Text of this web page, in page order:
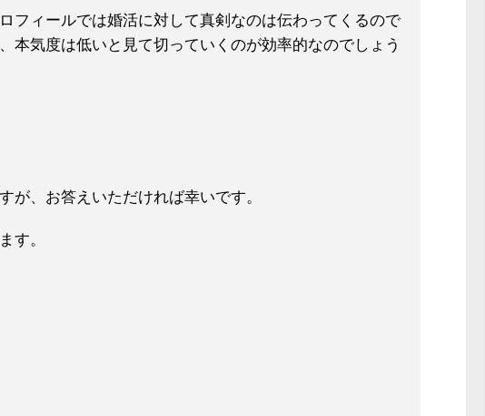
フィールでは婚活に対して真剣なのは伝わってくるので
本気度は低いと見て切っていくのが効率的なのでしょう
が、お答えいただければ幸いです。
す。